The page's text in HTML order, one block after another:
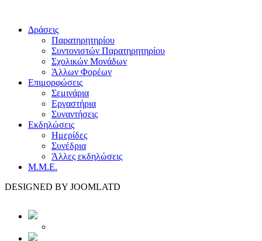
Δράσεις
Παρατηρητηρίου
Συντονιστών Παρατηρητηρίου
Σχολικών Μονάδων
Άλλων Φορέων
Επιμορφώσεις
Σεμινάρια
Εργαστήρια
Συναντήσεις
Εκδηλώσεις
Ημερίδες
Συνέδρια
Άλλες εκδηλώσεις
Μ.Μ.Ε.
DESIGNED BY JOOMLATD